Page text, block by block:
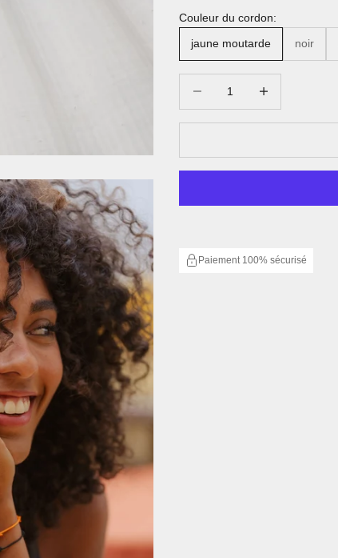
Couleur du cordon:
jaune moutarde noir
Paiement 100% sécurisé